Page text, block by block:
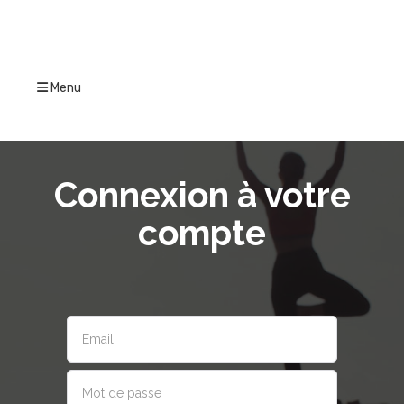
Menu
Connexion à votre
compte